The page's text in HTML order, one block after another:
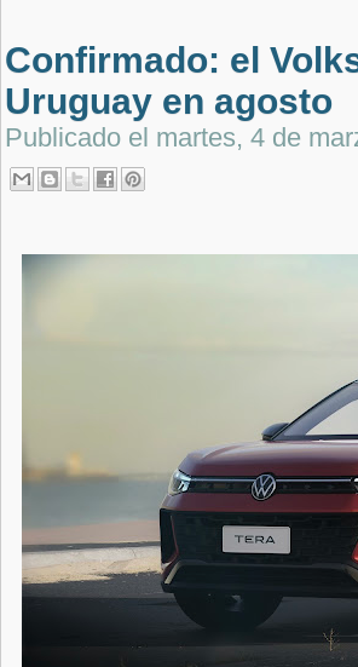
Confirmado: el
Uruguay en agosto
Publicado el martes, 4 de